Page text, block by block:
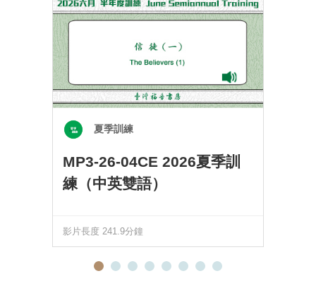
夏季訓練
MP3-26-04CE 2026夏季訓
練（中英雙語）
影片長度 241.9分鐘